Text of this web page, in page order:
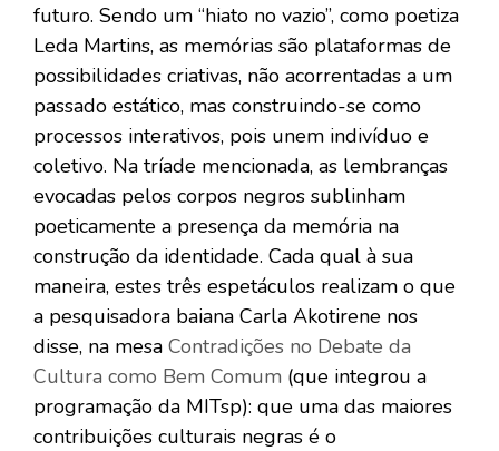
futuro. Sendo um “hiato no vazio”, como poetiza
Leda Martins, as memórias são plataformas de
possibilidades criativas, não acorrentadas a um
passado estático, mas construindo-se como
processos interativos, pois unem indivíduo e
coletivo. Na tríade mencionada, as lembranças
evocadas pelos corpos negros sublinham
poeticamente a presença da memória na
construção da identidade. Cada qual à sua
maneira, estes três espetáculos realizam o que
a pesquisadora baiana Carla Akotirene nos
disse, na mesa Contradições no Debate da
Cultura como Bem Comum (que integrou a
programação da MITsp): que uma das maiores
contribuições culturais negras é o